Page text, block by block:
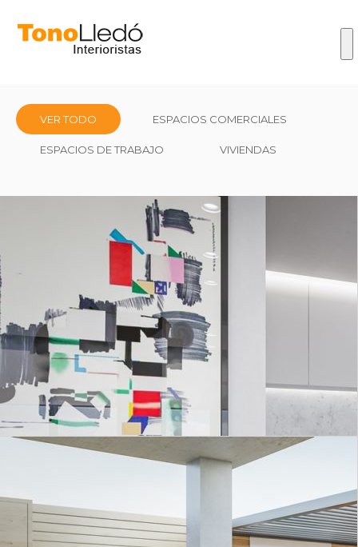
VER TODO ESPACIOS COMERCIALES
ESPACIOS DE TRABAJO VIVIENDAS